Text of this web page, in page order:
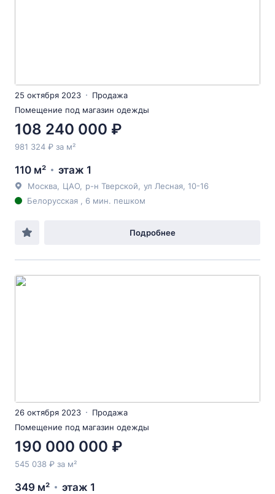
25 октября 2023
Продажа
Помещение под магазин одежды
108 240 000 ₽
981 324 ₽ за м²
110 м² этаж 1
Москва ЦАО р-н Тверской ул Лесная , 10-16
Белорусская , 6 мин. пешком
Подробнее
26 октября 2023
Продажа
Помещение под магазин одежды
190 000 000 ₽
545 038 ₽ за м²
349 м² этаж 1